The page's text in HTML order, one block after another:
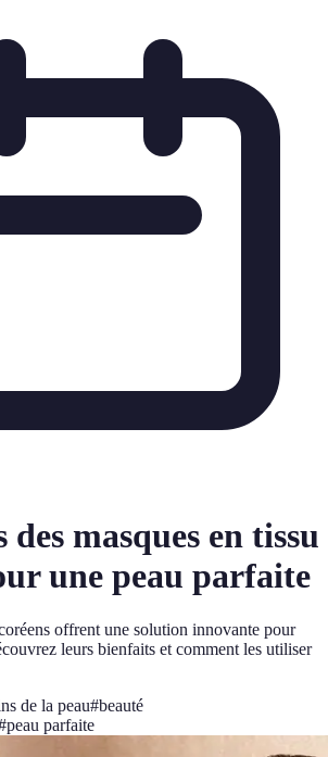
des masques en tissu
une peau parfaite
offrent une solution innovante pour
leurs bienfaits et comment les utiliser
de la peau#beauté
peau parfaite